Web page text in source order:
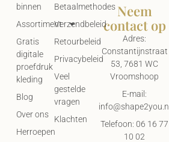
Betaalmethodes
Verzendbeleid
Retourbeleid
Privacybeleid
Veel
gestelde
vragen
Klachten
binnen
Assortiment
Gratis
digitale
proefdruk
kleding
Blog
Over ons
Herroepen
Neem
contact op
Adres:
Constantijnstraat
53, 7681 WC
Vroomshoop
E-mail:
info@shape2you.nl
Telefoon: 06 16 77
10 02